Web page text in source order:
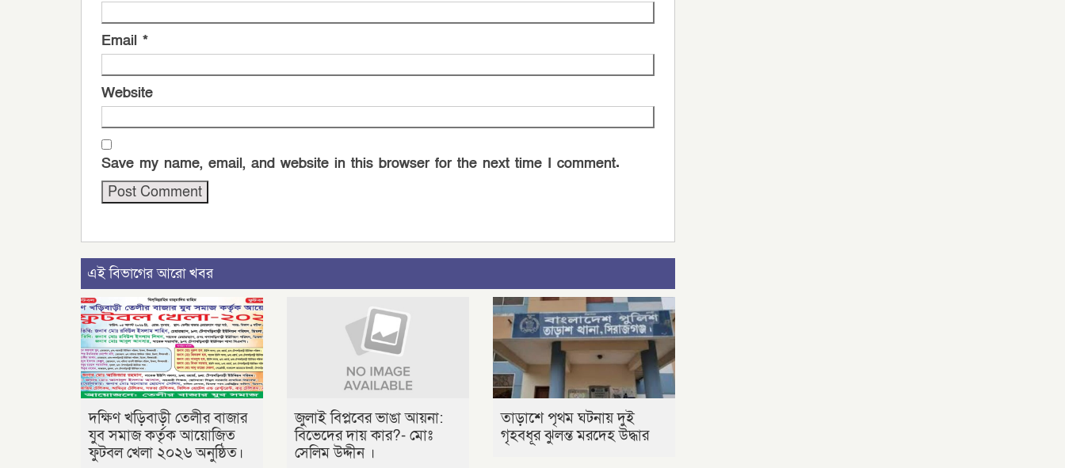
Email *
Website
Save my name, email, and website in this browser for the next time I comment.
এই বিভাগের আরো খবর
দক্ষিণ খড়িবাড়ী তেলীর বাজার
যুব সমাজ কর্তৃক আয়োজিত
ফুটবল খেলা ২০২৬ অনুষ্ঠিত।
জুলাই বিপ্লবের ভাঙা আয়না:
বিভেদের দায় কার?- মোঃ
সেলিম উদ্দীন ।
তাড়াশে পৃথম ঘটনায় দুই
গৃহবধূর ঝুলন্ত মরদেহ উদ্ধার